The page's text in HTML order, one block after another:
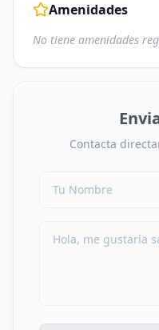
Amenidades
No tiene amenidades
Contacta